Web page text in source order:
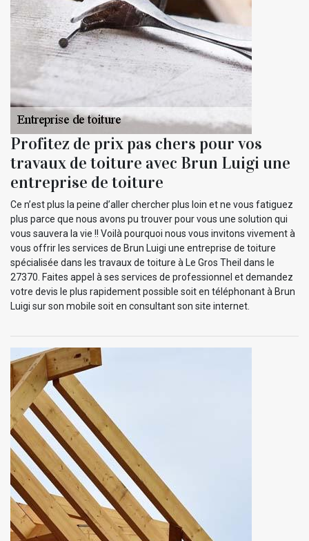
Profitez de prix pas chers pour vos
travaux de toiture avec Brun Luigi une
entreprise de toiture
Ce n’est plus la peine d’aller chercher plus loin et ne vous fatiguez
plus parce que nous avons pu trouver pour vous une solution qui
vous sauvera la vie !! Voilà pourquoi nous vous invitons vivement à
vous offrir les services de Brun Luigi une entreprise de toiture
spécialisée dans les travaux de toiture à Le Gros Theil dans le
27370. Faites appel à ses services de professionnel et demandez
votre devis le plus rapidement possible soit en téléphonant à Brun
Luigi sur son mobile soit en consultant son site internet.